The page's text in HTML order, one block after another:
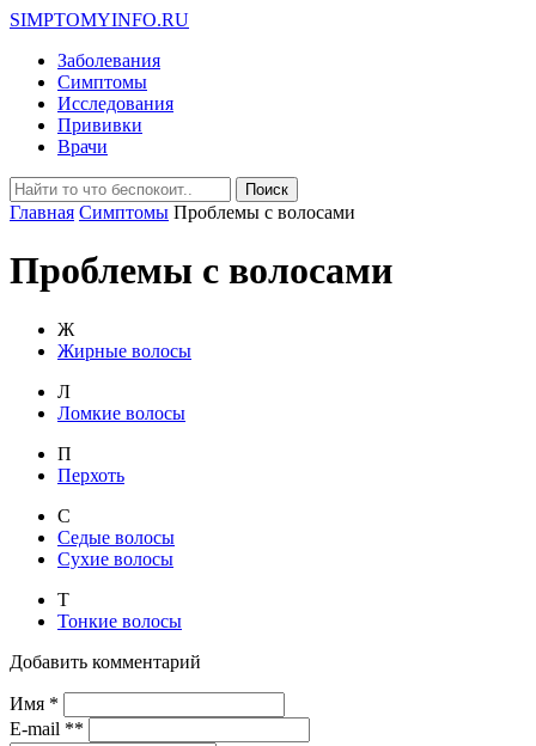
SIMPTOMYINFO.RU
Заболевания
Симптомы
Исследования
Прививки
Врачи
Главная Симптомы Проблемы с волосами
Проблемы с волосами
Ж
Жирные волосы
Л
Ломкие волосы
П
Перхоть
С
Седые волосы
Сухие волосы
Т
Тонкие волосы
Добавить комментарий
Имя *
E-mail **